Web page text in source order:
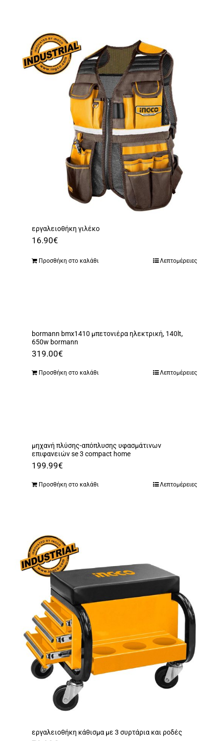
Περισσότερα
Επικοινωνία
εργαλειοθήκη γιλέκο
16.90€
Προσθήκη στο καλάθι Λεπτομέρειες
bormann bmx1410 μπετονιέρα ηλεκτρική, 140lt,
650w bormann
319.00€
Προσθήκη στο καλάθι Λεπτομέρειες
μηχανή πλύσης-απόπλυσης υφασμάτινων
επιφανειών se 3 compact home
199.99€
Προσθήκη στο καλάθι Λεπτομέρειες
εργαλειοθήκη κάθισμα με 3 συρτάρια και ροδές